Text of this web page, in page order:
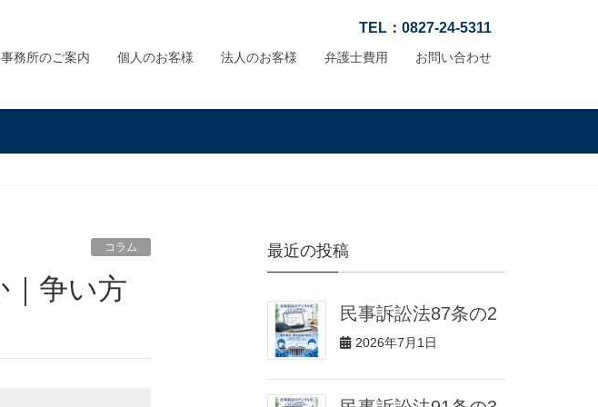
TEL：0827-24-5311
事務所のご案内 個人のお客様 法人のお客様 弁護士費用 お問い合わせ
コラム 最近の投稿
民事訴訟法87条の2
2026年7月1日